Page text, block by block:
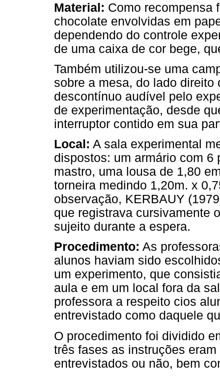
Material: Como recompensa
chocolate envolvidas em
dependendo do controle
de uma caixa de cor bege,
Também utilizou-se uma
sobre a mesa, do lado
descontínuo audível pelo
de experimentação, desde
interruptor contido em sua
Local: A sala experimental
dispostos: um armário com 6
mastro, uma lousa de 1,80
torneira medindo 1,20m. x
observação, KERBAUY
que registrava cursivamente
sujeito durante a espera.
Procedimento: As
alunos haviam sido
um experimento, que
aula e em um local fora da
professora a respeito cios
entrevistado como daquele
O procedimento foi dividido
três fases as instruções
entrevistados ou não, bem